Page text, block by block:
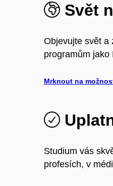
Svět
Objevujte svět a
programům jako
Mrknout na
Studium vás
profesích, v